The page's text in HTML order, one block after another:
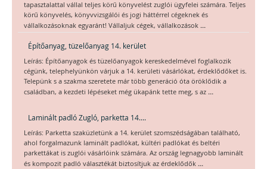
tapasztalattal vállal teljes körű könyvelést zuglói ügyfelei számára. Teljes
körű könyvelés, könyvvizsgálói és jogi háttérrel cégeknek és
vállalkozásoknak egyaránt! Vállaljuk cégek, vállalkozások ...
Építőanyag, tüzelőanyag 14. kerület
Leírás: Építőanyagok és tüzelőanyagok kereskedelmével foglalkozik
cégünk, telephelyünkön várjuk a 14. kerületi vásárlókat, érdeklődőket is.
Telepünk s a szakma szeretete már több generáció óta öröklődik a
családban, a kezdeti lépéseket még ükapánk tette meg, s az ...
Laminált padló Zugló, parketta 14....
Leírás: Parketta szaküzletünk a 14. kerület szomszédságában található,
ahol forgalmazunk laminált padlókat, kültéri padlókat és beltéri
parkettákat is zuglói vásárlóink számára. Az ország legnagyobb laminált
és kompozit padló választékát biztosítjuk az érdeklődők ...